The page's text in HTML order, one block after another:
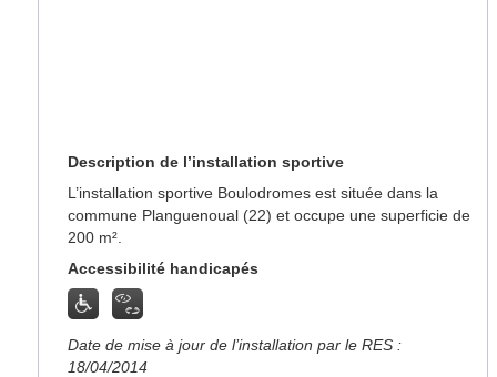
Description de l’installation sportive
L’installation sportive Boulodromes est située dans la
commune Planguenoual (22) et occupe une superficie de
200 m².
Accessibilité handicapés
Date de mise à jour de l’installation par le RES :
18/04/2014